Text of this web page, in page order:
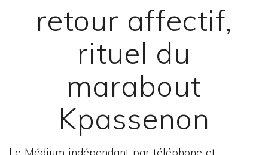
retour affectif,
rituel du
marabout
Kpassenon